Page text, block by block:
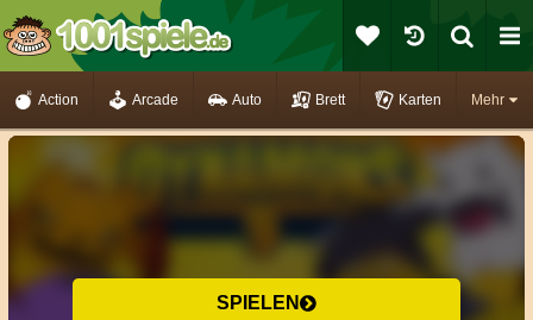
Mehr
Action Arcade Auto Brett Karten
SPIELEN